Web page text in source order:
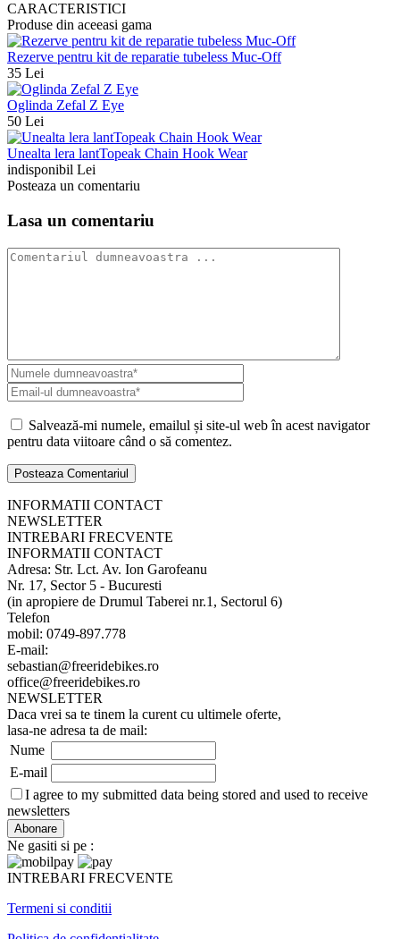
CARACTERISTICI
Produse din aceeasi gama
Rezerve pentru kit de reparatie tubeless Muc-Off
35 Lei
Oglinda Zefal Z Eye
50 Lei
Unealta lera lantTopeak Chain Hook Wear
indisponibil Lei
Posteaza un comentariu
Lasa un comentariu
Salvează-mi numele, emailul și site-ul web în acest navigator
pentru data viitoare când o să comentez.
INFORMATII CONTACT
NEWSLETTER
INTREBARI FRECVENTE
INFORMATII CONTACT
Adresa: Str. Lct. Av. Ion Garofeanu
Nr. 17, Sector 5 - Bucuresti
(in apropiere de Drumul Taberei nr.1, Sectorul 6)
Telefon
mobil: 0749-897.778
E-mail:
sebastian@freeridebikes.ro
office@freeridebikes.ro
NEWSLETTER
Daca vrei sa te tinem la curent cu ultimele oferte,
lasa-ne adresa ta de mail:
Nume
E-mail
I agree to my submitted data being stored and used to receive
newsletters
Ne gasiti si pe :
INTREBARI FRECVENTE
Termeni si conditii